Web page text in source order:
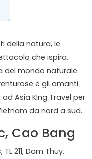
della natura, le
che ispira,
del mondo naturale.
e gli amanti
Asia King Travel per
da nord a sud.
Cao Bang
211, Dam Thuy,